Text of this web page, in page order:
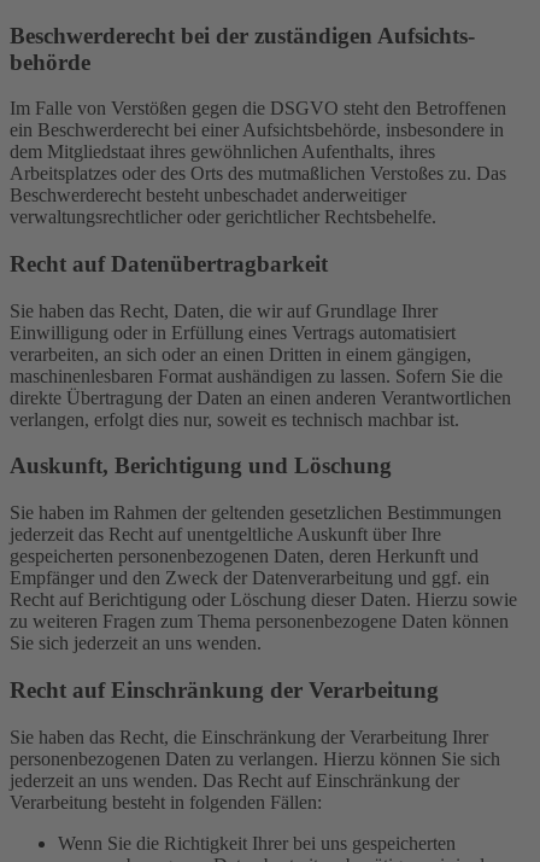
Beschwerde­recht bei der zuständigen Aufsichts­
behörde
Im Falle von Verstößen gegen die DSGVO steht den Betroffenen
ein Beschwerderecht bei einer Aufsichtsbehörde, insbesondere in
dem Mitgliedstaat ihres gewöhnlichen Aufenthalts, ihres
Arbeitsplatzes oder des Orts des mutmaßlichen Verstoßes zu. Das
Beschwerderecht besteht unbeschadet anderweitiger
verwaltungsrechtlicher oder gerichtlicher Rechtsbehelfe.
Recht auf Daten­übertrag­barkeit
Sie haben das Recht, Daten, die wir auf Grundlage Ihrer
Einwilligung oder in Erfüllung eines Vertrags automatisiert
verarbeiten, an sich oder an einen Dritten in einem gängigen,
maschinenlesbaren Format aushändigen zu lassen. Sofern Sie die
direkte Übertragung der Daten an einen anderen Verantwortlichen
verlangen, erfolgt dies nur, soweit es technisch machbar ist.
Auskunft, Berichtigung und Löschung
Sie haben im Rahmen der geltenden gesetzlichen Bestimmungen
jederzeit das Recht auf unentgeltliche Auskunft über Ihre
gespeicherten personenbezogenen Daten, deren Herkunft und
Empfänger und den Zweck der Datenverarbeitung und ggf. ein
Recht auf Berichtigung oder Löschung dieser Daten. Hierzu sowie
zu weiteren Fragen zum Thema personenbezogene Daten können
Sie sich jederzeit an uns wenden.
Recht auf Einschränkung der Verarbeitung
Sie haben das Recht, die Einschränkung der Verarbeitung Ihrer
personenbezogenen Daten zu verlangen. Hierzu können Sie sich
jederzeit an uns wenden. Das Recht auf Einschränkung der
Verarbeitung besteht in folgenden Fällen:
Wenn Sie die Richtigkeit Ihrer bei uns gespeicherten